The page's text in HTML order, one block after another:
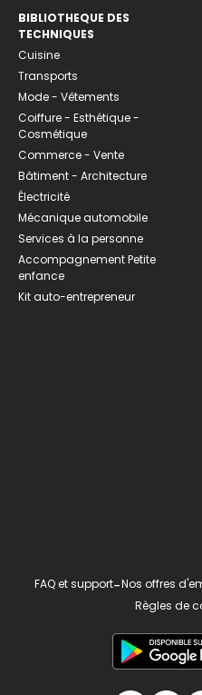
BIBLIOTHEQUE DES
TECHNIQUES
Cuisine
Transports
Mode - Vêtements
Coiffure - Esthétique -
Cosmétique
Commerce - Vente
Bâtiment - Architecture
Électricité
Mécanique automobile
Services à la personne
Accompagnement Petite
enfance
Kit auto-entrepreneur
FAQ et support-Nos offres
Règles de